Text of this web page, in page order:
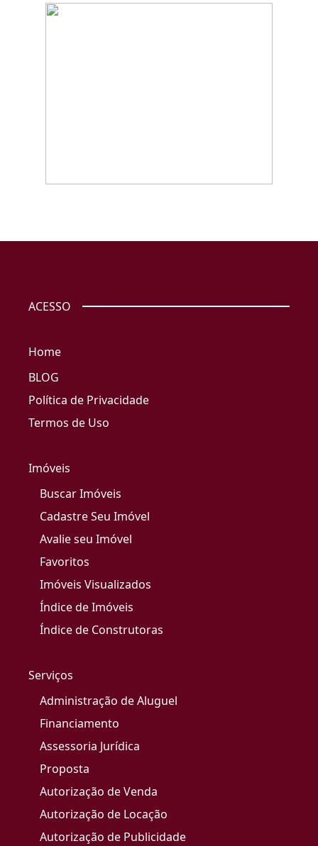
ACESSO
Home
BLOG
Política de Privacidade
Termos de Uso
Imóveis
Buscar Imóveis
Cadastre Seu Imóvel
Avalie seu Imóvel
Favoritos
Imóveis Visualizados
Índice de Imóveis
Índice de Construtoras
Serviços
Administração de Aluguel
Financiamento
Assessoria Jurídica
Proposta
Autorização de Venda
Autorização de Locação
Autorização de Publicidade